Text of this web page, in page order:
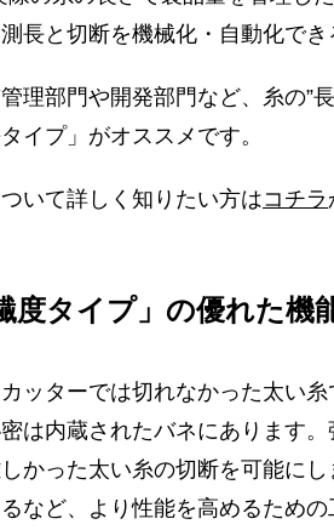
長と切断を機械化・自動化でき
理部門や開発部門など、糸の”
イプ」がオススメです。
いて詳しく知りたい方はコチラ
度タイプ」の優れた機
ッターでは切れなかった太い糸
は内蔵されたバネにあります
かった太い糸の切断を可能に
など、より性能を高めるための